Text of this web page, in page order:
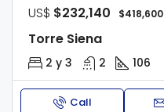
US$ $232,140 $418,600
Torre Siena
2 y 3 2 106
Call